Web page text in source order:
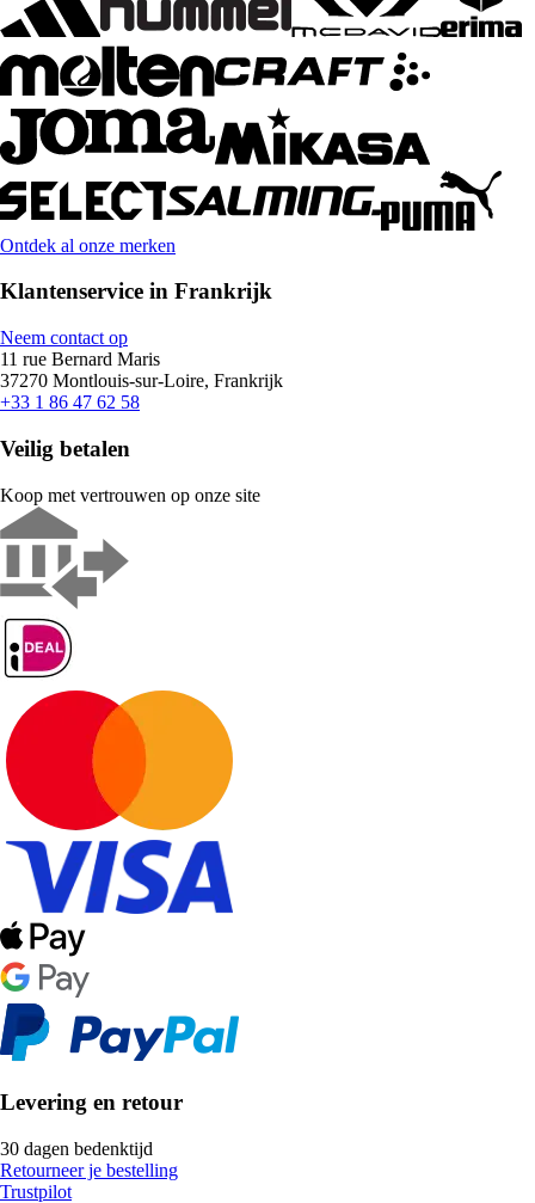
Ontdek al onze merken
Klantenservice in Frankrijk
Neem contact op
11 rue Bernard Maris
37270 Montlouis-sur-Loire, Frankrijk
+33 1 86 47 62 58
Veilig betalen
Koop met vertrouwen op onze site
Levering en retour
30 dagen bedenktijd
Retourneer je bestelling
Trustpilot